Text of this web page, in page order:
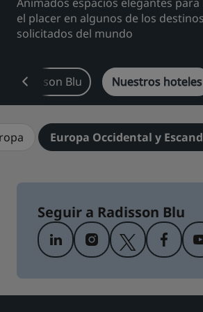
Park Plaza Park Inn
Prize by Radisson Country
Marcas afiliadas en China
Kunlun Golden
Hoteles en el centro de la ciudad
Visita nuestro blog
el placer en algunos de los
solicitados del mundo
Radisson Blu Nuestros hoteles
Europa Occidental y
Seguir a Radisson Blu